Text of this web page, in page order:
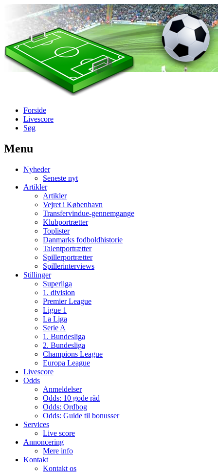
Forside
Livescore
Søg
Наши партнеры
лучшие займы
Menu
Nyheder
Seneste nyt
Artikler
Artikler
Vejret i København
Transfervindue-gennemgange
Klubportrætter
Toplister
Danmarks fodboldhistorie
Talentportrætter
Spillerportrætter
Spillerinterviews
Stillinger
Superliga
1. division
Premier League
Ligue 1
La Liga
Serie A
1. Bundesliga
2. Bundesliga
Champions League
Europa League
Livescore
Odds
Anmeldelser
Odds: 10 gode råd
Odds: Ordbog
Odds: Guide til bonusser
Services
Live score
Annoncering
Mere info
Kontakt
Kontakt os